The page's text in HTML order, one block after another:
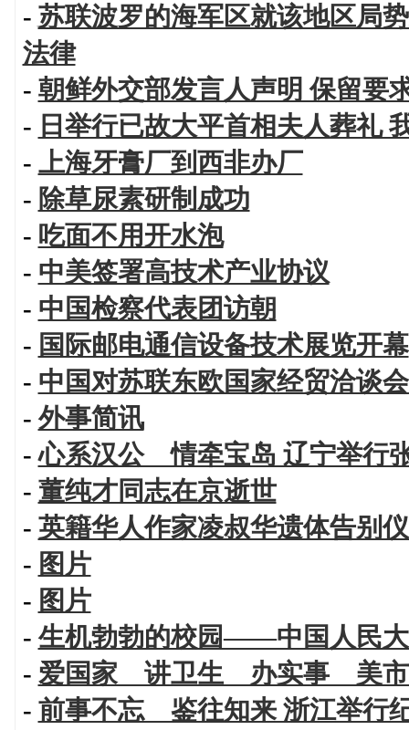
- 苏联波罗的海军区就该地区局
法律
- 朝鲜外交部发言人声明 保留要
- 日举行已故大平首相夫人葬礼
- 上海牙膏厂到西非办厂
- 除草尿素研制成功
- 吃面不用开水泡
- 中美签署高技术产业协议
- 中国检察代表团访朝
- 国际邮电通信设备技术展览开幕
- 中国对苏联东欧国家经贸洽谈
- 外事简讯
-心系汉公 情牵宝岛 辽宁举行
- 董纯才同志在京逝世
- 英籍华人作家凌叔华遗体告别
- 图片
- 图片
-生机勃勃的校园——中国人民
- 爱国家 讲卫生 办实事 美市
- 前事不忘 鉴往知来 浙江举行